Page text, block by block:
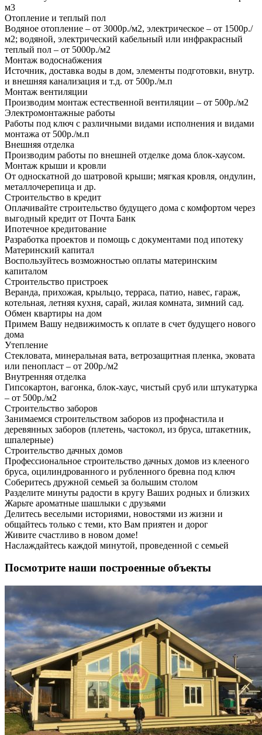
м3
Отопление и теплый пол
Водяное отопление – от 3000р./м2, электрическое – от 1500р./
м2; водяной, электрический кабельный или инфракрасный
теплый пол – от 5000р./м2
Монтаж водоснабжения
Источник, доставка воды в дом, элементы подготовки, внутр.
и внешняя канализация и т.д. от 500р./м.п
Монтаж вентиляции
Производим монтаж естественной вентиляции – от 500р./м2
Электромонтажные работы
Работы под ключ с различными видами исполнения и видами
монтажа от 500р./м.п
Внешняя отделка
Производим работы по внешней отделке дома блок-хаусом.
Монтаж крыши и кровли
От односкатной до шатровой крыши; мягкая кровля, ондулин,
металлочерепица и др.
Строительство в кредит
Оплачивайте строительство будущего дома с комфортом через
выгодный кредит от Почта Банк
Ипотечное кредитование
Разработка проектов и помощь с документами под ипотеку
Материнский капитал
Воспользуйтесь возможностью оплаты материнским
капиталом
Строительство пристроек
Веранда, прихожая, крыльцо, терраса, патио, навес, гараж,
котельная, летняя кухня, сарай, жилая комната, зимний сад.
Обмен квартиры на дом
Примем Вашу недвижимость к оплате в счет будущего нового
дома
Утепление
Стекловата, минеральная вата, ветрозащитная пленка, эковата
или пенопласт – от 200р./м2
Внутренняя отделка
Гипсокартон, вагонка, блок-хаус, чистый сруб или штукатурка
– от 500р./м2
Строительство заборов
Занимаемся строительством заборов из профнастила и
деревянных заборов (плетень, частокол, из бруса, штакетник,
шпалерные)
Строительство дачных домов
Профессиональное строительство дачных домов из клееного
бруса, оцилиндрованного и рубленного бревна под ключ
Соберитесь дружной семьей за большим столом
Разделите минуты радости в кругу Ваших родных и близких
Жарьте ароматные шашлыки с друзьями
Делитесь веселыми историями, новостями из жизни и
общайтесь только с теми, кто Вам приятен и дорог
Живите счастливо в новом доме!
Наслаждайтесь каждой минутой, проведенной с семьей
Посмотрите наши построенные объекты